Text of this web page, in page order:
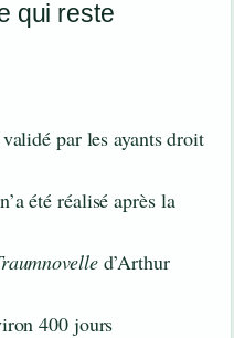
qui reste
par les ayants droit
été réalisé après la
d’Arthur
400 jours